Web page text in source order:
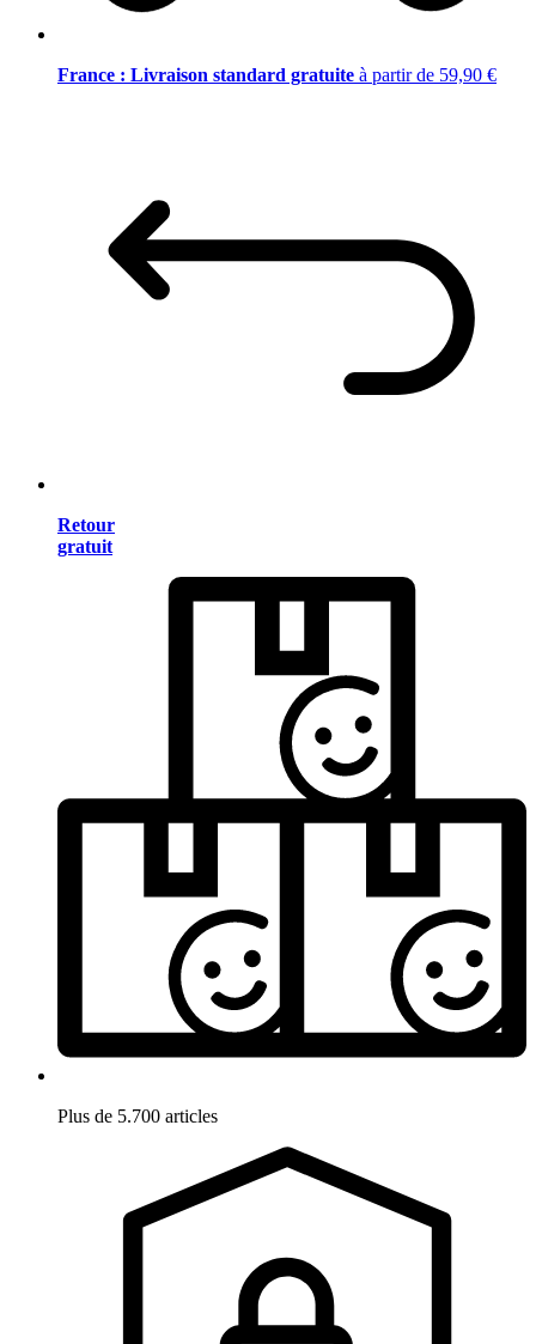
France : Livraison standard gratuite à partir de 59,90 €
Retour
gratuit
Plus de 5.700 articles